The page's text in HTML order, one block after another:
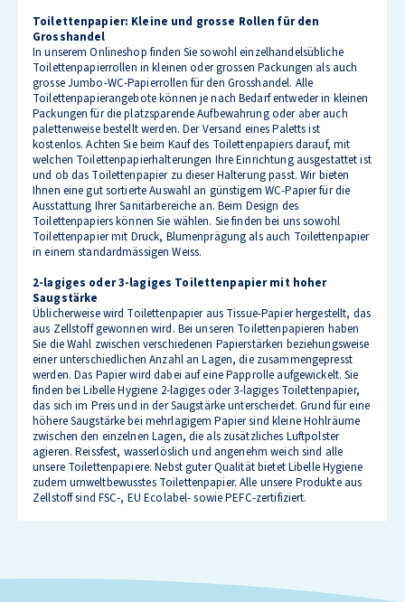
Toilettenpapier: Kleine und grosse Rollen für den
Grosshandel
In unserem Onlineshop finden Sie sowohl einzelhandelsübliche
Toilettenpapierrollen in kleinen oder grossen Packungen als auch
grosse Jumbo-WC-Papierrollen für den Grosshandel. Alle
Toilettenpapierangebote können je nach Bedarf entweder in kleinen
Packungen für die platzsparende Aufbewahrung oder aber auch
palettenweise bestellt werden. Der Versand eines Paletts ist
kostenlos. Achten Sie beim Kauf des Toilettenpapiers darauf, mit
welchen Toilettenpapierhalterungen Ihre Einrichtung ausgestattet ist
und ob das Toilettenpapier zu dieser Halterung passt. Wir bieten
Ihnen eine gut sortierte Auswahl an günstigem WC-Papier für die
Ausstattung Ihrer Sanitärbereiche an. Beim Design des
Toilettenpapiers können Sie wählen. Sie finden bei uns sowohl
Toilettenpapier mit Druck, Blumenprägung als auch Toilettenpapier
in einem standardmässigen Weiss.
2-lagiges oder 3-lagiges Toilettenpapier mit hoher
Saugstärke
Üblicherweise wird Toilettenpapier aus Tissue-Papier hergestellt, das
aus Zellstoff gewonnen wird. Bei unseren Toilettenpapieren haben
Sie die Wahl zwischen verschiedenen Papierstärken beziehungsweise
einer unterschiedlichen Anzahl an Lagen, die zusammengepresst
werden. Das Papier wird dabei auf eine Papprolle aufgewickelt. Sie
finden bei Libelle Hygiene 2-lagiges oder 3-lagiges Toilettenpapier,
das sich im Preis und in der Saugstärke unterscheidet. Grund für eine
höhere Saugstärke bei mehrlagigem Papier sind kleine Hohlräume
zwischen den einzelnen Lagen, die als zusätzliches Luftpolster
agieren. Reissfest, wasserlöslich und angenehm weich sind alle
unsere Toilettenpapiere. Nebst guter Qualität bietet Libelle Hygiene
zudem umweltbewusstes Toilettenpapier. Alle unsere Produkte aus
Zellstoff sind FSC-, EU Ecolabel- sowie PEFC-zertifiziert.